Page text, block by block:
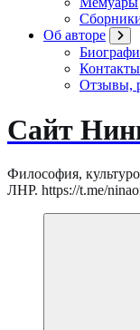
Об авторе
Контакты
Отзывы,
Сайт
Философия,
ЛНР. https://t.me/